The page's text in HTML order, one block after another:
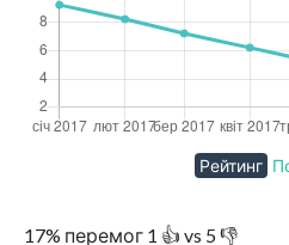
17% перемог 1 👍 vs 5👎
Рейтинг